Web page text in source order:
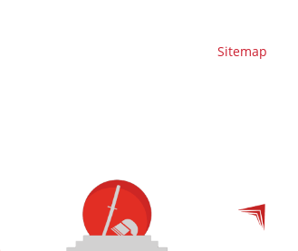
Sitemap